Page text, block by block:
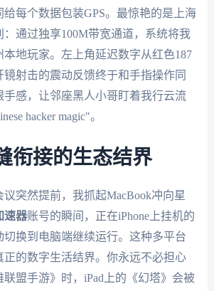
每个数据包装GPS。最惊艳的是上海
：通过独享100M带宽通道，系统将我
本地玩家。左上角延迟数字从红色187
镜射击的震动反馈终于和手指操作同
手感，让邻座黑人小哥盯着我行云流
hacker magic"。
衔接的生态结界
议突然提前，我抓起MacBook冲向星
速器账号的瞬间，正在iPhone上挂机的
切换到电脑端继续运行。这种多平台
正的数字生活结界。你永远不必担心
盟手游》时，iPad上的《幻塔》会被